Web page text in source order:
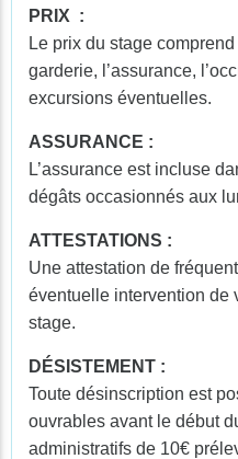
PRIX :
Le prix du stage
garderie, l’assurance,
excursions éventuelles.
ASSURANCE :
L’assurance est incluse
dégâts occasionnés aux
ATTESTATIONS :
Une attestation de
éventuelle intervention de
stage.
DÉSISTEMENT :
Toute désinscription est
ouvrables avant le début
administratifs de 10€